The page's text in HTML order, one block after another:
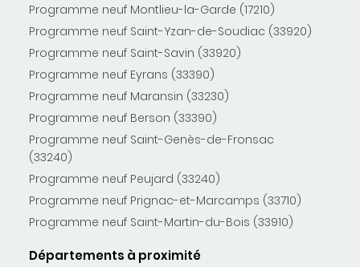
Programme neuf Montlieu-la-Garde (17210)
Programme neuf Saint-Yzan-de-Soudiac (33920)
Programme neuf Saint-Savin (33920)
Programme neuf Eyrans (33390)
Programme neuf Maransin (33230)
Programme neuf Berson (33390)
Programme neuf Saint-Genès-de-Fronsac
(33240)
Programme neuf Peujard (33240)
Programme neuf Prignac-et-Marcamps (33710)
Programme neuf Saint-Martin-du-Bois (33910)
Départements à proximité